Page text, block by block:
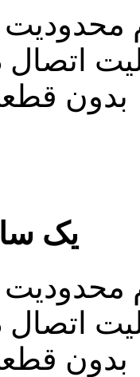
بدون
یک
بدون